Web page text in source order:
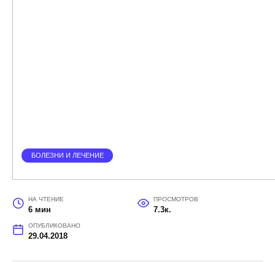
БОЛЕЗНИ И ЛЕЧЕНИЕ
НА ЧТЕНИЕ
6 мин
ПРОСМОТРОВ
7.3к.
ОПУБЛИКОВАНО
29.04.2018